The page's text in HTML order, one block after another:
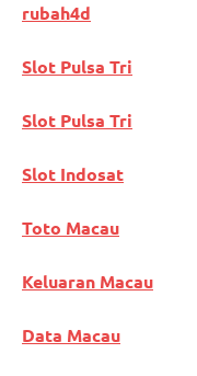
rubah4d
Slot Pulsa Tri
Slot Pulsa Tri
Slot Indosat
Toto Macau
Keluaran Macau
Data Macau